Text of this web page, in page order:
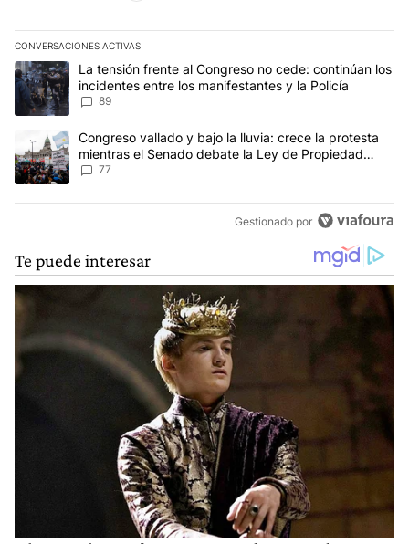
CONVERSACIONES ACTIVAS
Este listado muestra los artículos con más comentarios en los
Un artículo de tendencia con el título "La tensión frente al
La tensión frente al Congreso no cede: continúan los
incidentes entre los manifestantes y la Policía
89
Un artículo de tendencia con el título "Congreso vallado y bajo
Congreso vallado y bajo la lluvia: crece la protesta
mientras el Senado debate la Ley de Propiedad
Privada
77
Gestionado por